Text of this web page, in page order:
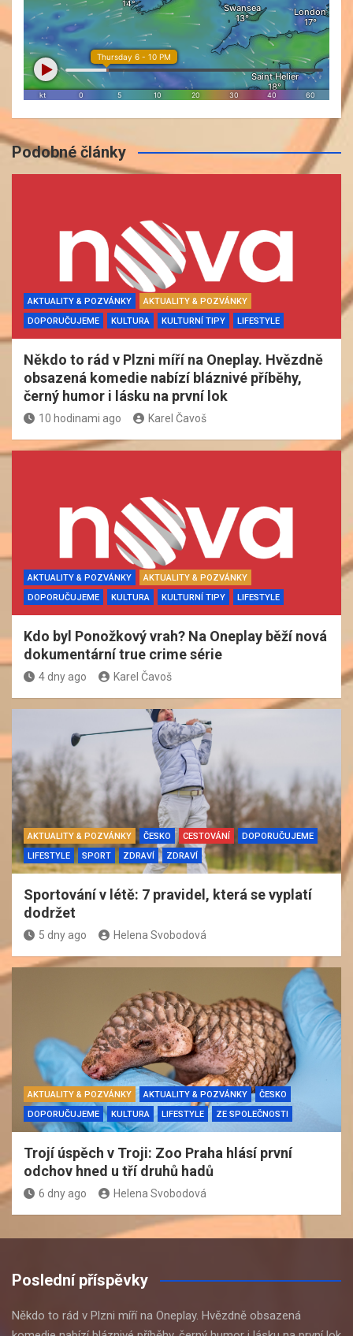
Podobné články
AKTUALITY & POZVÁNKY
AKTUALITY & POZVÁNKY
DOPORUČUJEME
KULTURA KULTURNÍ TIPY LIFESTYLE
Někdo to rád v Plzni míří na Oneplay. Hvězdně
obsazená komedie nabízí bláznivé příběhy,
černý humor i lásku na první lok
10 hodinami ago Karel Čavoš
AKTUALITY & POZVÁNKY
AKTUALITY & POZVÁNKY
DOPORUČUJEME
KULTURA KULTURNÍ TIPY LIFESTYLE
Kdo byl Ponožkový vrah? Na Oneplay běží nová
dokumentární true crime série
4 dny ago Karel Čavoš
AKTUALITY & POZVÁNKY ČESKO CESTOVÁNÍ
DOPORUČUJEME
LIFESTYLE
SPORT ZDRAVÍ ZDRAVÍ
Sportování v létě: 7 pravidel, která se vyplatí
dodržet
5 dny ago Helena Svobodová
AKTUALITY & POZVÁNKY AKTUALITY & POZVÁNKY
ČESKO
DOPORUČUJEME
KULTURA LIFESTYLE ZE SPOLEČNOSTI
Trojí úspěch v Troji: Zoo Praha hlásí první
odchov hned u tří druhů hadů
6 dny ago Helena Svobodová
Poslední příspěvky
Někdo to rád v Plzni míří na Oneplay. Hvězdně obsazená